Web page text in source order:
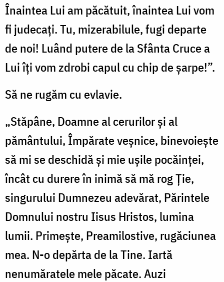
Înaintea Lui am păcătuit, înaintea Lui vom
fi judecaţi. Tu, mizerabilule, fugi departe
de noi! Luând putere de la Sfânta Cruce a
Lui îţi vom zdrobi capul cu chip de şarpe!”.
Să ne rugăm cu evlavie.
„Stăpâne, Doamne al cerurilor şi al
pământului, Împărate veşnice, binevoieşte
să mi se deschidă şi mie uşile pocăinţei,
încât cu durere în inimă să mă rog Ţie,
singurului Dumnezeu adevărat, Părintele
Domnului nostru Iisus Hristos, lumina
lumii. Primeşte, Preamilostive, rugăciunea
mea. N-o depărta de la Tine. Iartă
nenumăratele mele păcate. Auzi